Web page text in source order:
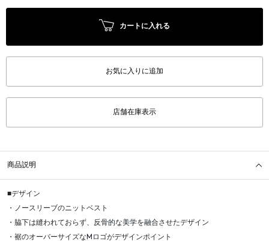
カートに入れる
お気に入りに追加
店舗在庫表示
商品説明
■デザイン
・ノースリーブのニットベスト
・脇下は縫われておらず、反骨的な美学を融合させたデザイン
・裾のオーバーサイズなMロゴがデザインポイント